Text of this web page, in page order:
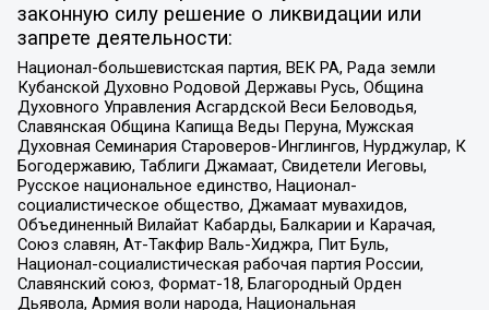
законную силу решение о ликвидации или
запрете деятельности:
Национал-большевистская партия, ВЕК РА, Рада земли
Кубанской Духовно Родовой Державы Русь, Община
Духовного Управления Асгардской Веси Беловодья,
Славянская Община Капища Веды Перуна, Мужская
Духовная Семинария Староверов-Инглингов, Нурджулар, К
Богодержавию, Таблиги Джамаат, Свидетели Иеговы,
Русское национальное единство, Национал-
социалистическое общество, Джамаат мувахидов,
Объединенный Вилайат Кабарды, Балкарии и Карачая,
Союз славян, Ат-Такфир Валь-Хиджра, Пит Буль,
Национал-социалистическая рабочая партия России,
Славянский союз, Формат-18, Благородный Орден
Дьявола, Армия воли народа, Национальная